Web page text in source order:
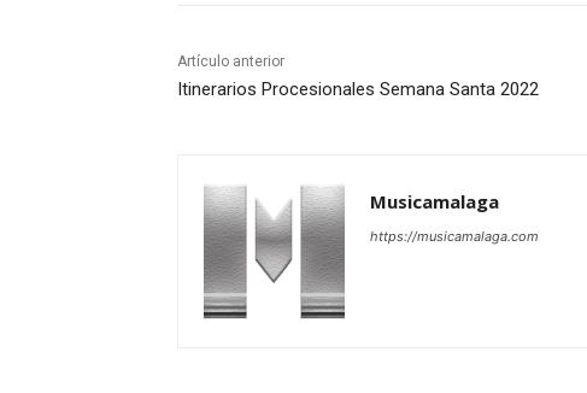
Artículo anterior
Itinerarios Procesionales Semana Santa 2022
Musicamalaga
https://musicamalaga.com